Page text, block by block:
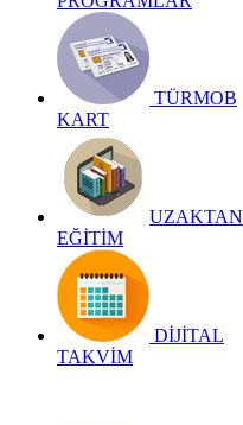
TÜRMOB
KART
UZAKTAN
EĞİTİM
DİJİTAL
TAKVİM